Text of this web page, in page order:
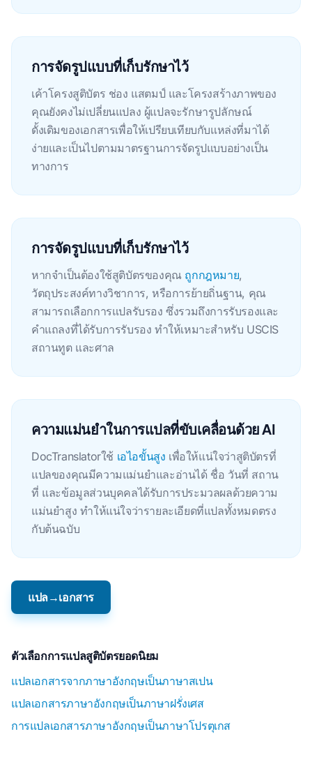
การจัดรูปแบบที่เก็บรักษาไว้
เค้าโครงสูติบัตร ช่อง แสตมป์ และโครงสร้างภาพของ
คุณยังคงไม่เปลี่ยนแปลง ผู้แปลจะรักษารูปลักษณ์
ดั้งเดิมของเอกสารเพื่อให้เปรียบเทียบกับแหล่งที่มาได้
ง่ายและเป็นไปตามมาตรฐานการจัดรูปแบบอย่างเป็น
ทางการ
การจัดรูปแบบที่เก็บรักษาไว้
หากจําเป็นต้องใช้สูติบัตรของคุณ ถูกกฎหมาย,
วัตถุประสงค์ทางวิชาการ, หรือการย้ายถิ่นฐาน, คุณ
สามารถเลือกการแปลรับรอง ซึ่งรวมถึงการรับรองและ
คําแถลงที่ได้รับการรับรอง ทําให้เหมาะสําหรับ USCIS
สถานทูต และศาล
ความแม่นยำในการแปลที่ขับเคลื่อนด้วย AI
DocTranslatorใช้ เอไอขั้นสูง เพื่อให้แน่ใจว่าสูติบัตรที่
แปลของคุณมีความแม่นยําและอ่านได้ ชื่อ วันที่ สถาน
ที่ และข้อมูลส่วนบุคคลได้รับการประมวลผลด้วยความ
แม่นยําสูง ทําให้แน่ใจว่ารายละเอียดที่แปลทั้งหมดตรง
กับต้นฉบับ
แปล→เอกสาร
ตัวเลือกการแปลสูติบัตรยอดนิยม
แปลเอกสารจากภาษาอังกฤษเป็นภาษาสเปน
แปลเอกสารภาษาอังกฤษเป็นภาษาฝรั่งเศส
การแปลเอกสารภาษาอังกฤษเป็นภาษาโปรตุเกส